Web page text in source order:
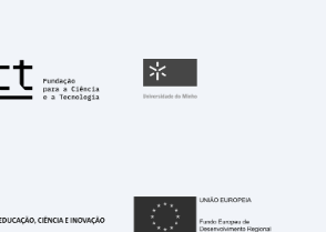
Fundação para a
República Portuguesa